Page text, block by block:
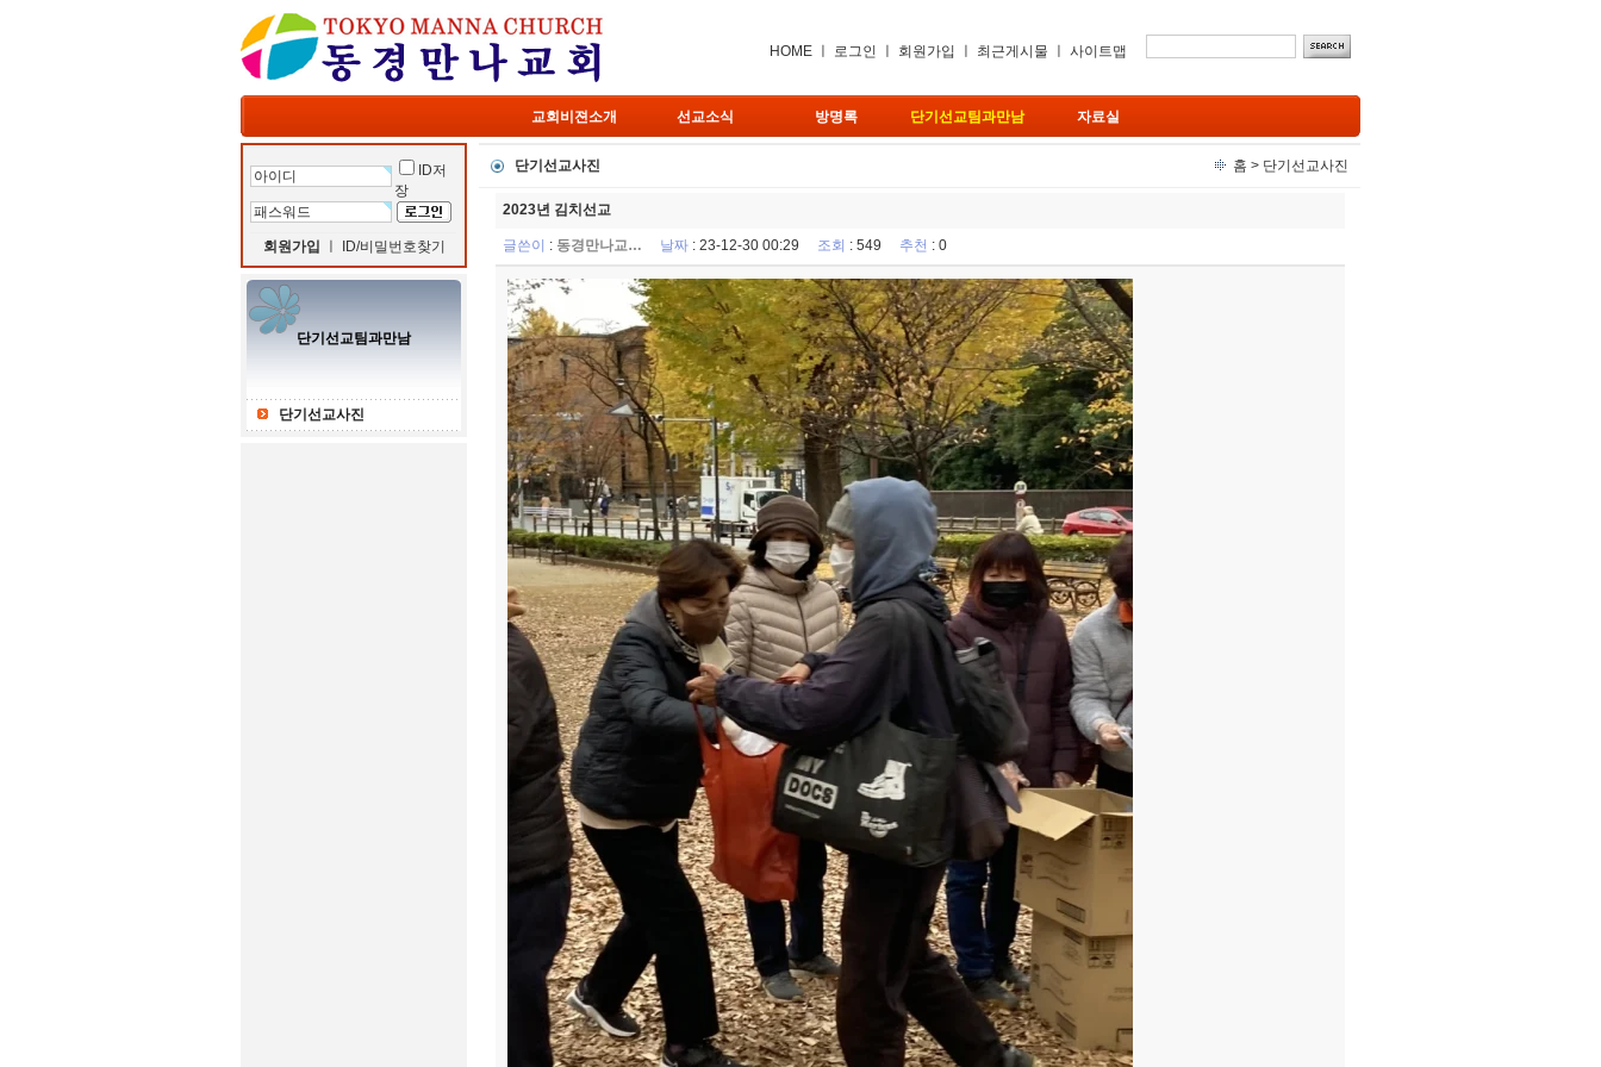
HOME 로그인 회원가입 최근게시물 사이트맵
교회비젼소개 선교소식 방명록 단기선교팀과만남 자료실
ID저
장
회원가입 ID/비밀번호찾기
단기선교팀과만남
단기선교사진
단기선교사진 홈 > 단기선교사진
2023년 김치선교
글쓴이 : 동경만나교… 날짜: 23-12-30 00:29 조회 : 549 추천 : 0